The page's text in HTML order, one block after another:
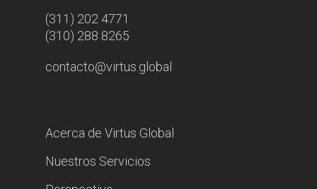
(311) 202 4771
(310) 288 8265
contacto@virtus.global
Acerca de Virtus Global
Nuestros Servicios